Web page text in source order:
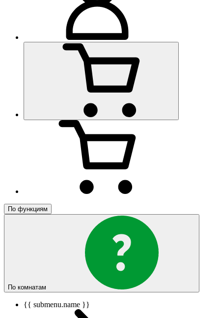
По функциям
По комнатам
{{ submenu.name }}